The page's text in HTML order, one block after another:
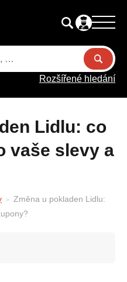
Rozšířené hledání
vaše slevy a
Změna u pokladen Lidlu: